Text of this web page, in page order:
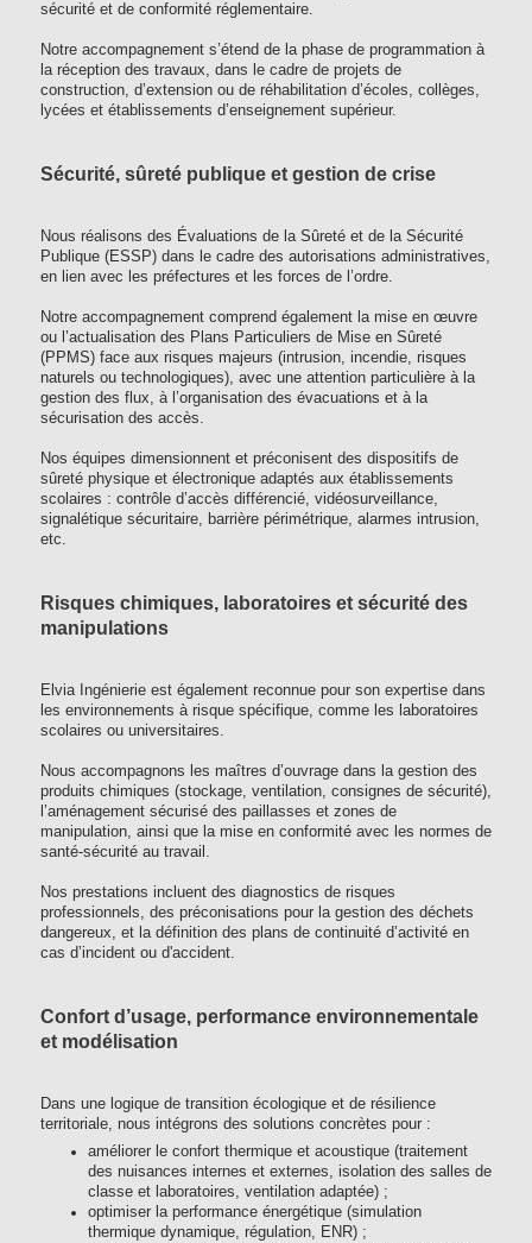
sécurité et de conformité réglementaire.
Notre accompagnement s’étend de la phase de programmation à
la réception des travaux, dans le cadre de projets de
construction, d’extension ou de réhabilitation d’écoles, collèges,
lycées et établissements d’enseignement supérieur.
Sécurité, sûreté publique et gestion de crise
Nous réalisons des Évaluations de la Sûreté et de la Sécurité
Publique (ESSP) dans le cadre des autorisations administratives,
en lien avec les préfectures et les forces de l’ordre.
Notre accompagnement comprend également la mise en œuvre
ou l’actualisation des Plans Particuliers de Mise en Sûreté
(PPMS) face aux risques majeurs (intrusion, incendie, risques
naturels ou technologiques), avec une attention particulière à la
gestion des flux, à l’organisation des évacuations et à la
sécurisation des accès.
Nos équipes dimensionnent et préconisent des dispositifs de
sûreté physique et électronique adaptés aux établissements
scolaires : contrôle d’accès différencié, vidéosurveillance,
signalétique sécuritaire, barrière périmétrique, alarmes intrusion,
etc.
Risques chimiques, laboratoires et sécurité des
manipulations
Elvia Ingénierie est également reconnue pour son expertise dans
les environnements à risque spécifique, comme les laboratoires
scolaires ou universitaires.
Nous accompagnons les maîtres d’ouvrage dans la gestion des
produits chimiques (stockage, ventilation, consignes de sécurité),
l’aménagement sécurisé des paillasses et zones de
manipulation, ainsi que la mise en conformité avec les normes de
santé-sécurité au travail.
Nos prestations incluent des diagnostics de risques
professionnels, des préconisations pour la gestion des déchets
dangereux, et la définition des plans de continuité d’activité en
cas d’incident ou d'accident.
Confort d’usage, performance environnementale
et modélisation
Dans une logique de transition écologique et de résilience
territoriale, nous intégrons des solutions concrètes pour :
améliorer le confort thermique et acoustique (traitement
des nuisances internes et externes, isolation des salles de
classe et laboratoires, ventilation adaptée) ;
optimiser la performance énergétique (simulation
thermique dynamique, régulation, ENR) ;